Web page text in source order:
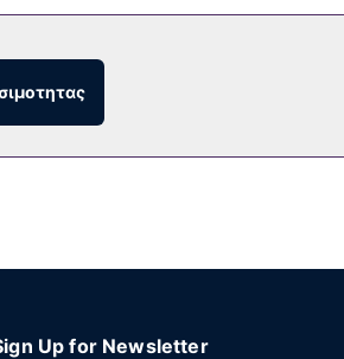
βοήθεια για προγραμματισμό
χώρους μας θα βρείτε δωρεάν στάθμευση
Up for Newsletter